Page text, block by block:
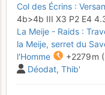
Col des Écrins :
4b>4b III X3 P2 E4
La Meije - Raids :
la Meije, serret du
l'Homme
+2279 m
Déodat Thib'